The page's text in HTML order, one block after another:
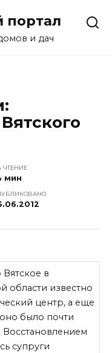
портал
и дач
ЧТЕНИЕ
мин
Вятское в
области известно
центр, а еще
было почти
супруги